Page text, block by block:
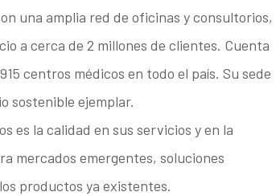
una amplia red de oficinas y consultorios,
a cerca de 2 millones de clientes. Cuenta
centros médicos en todo el país. Su sede
sostenible ejemplar.
es la calidad en sus servicios y en la
mercados emergentes, soluciones
productos ya existentes.